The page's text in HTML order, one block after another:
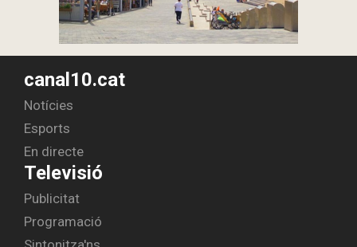
canal10.cat
Notícies
Esports
En directe
Televisió
Publicitat
Programació